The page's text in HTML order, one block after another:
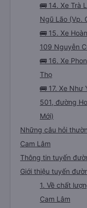
🚌 14. Xe Trà
Ngũ Lão (Vp.
🚌 15. Xe
109 Nguyễn
🚌 16. Xe
Thọ
🚌 17. Xe Như
501, đường
Mới)
Những câu hỏi
Cam Lâm
Thông tin tuyến
Giới thiệu tuyến
1. Về chất
Cam Lâm